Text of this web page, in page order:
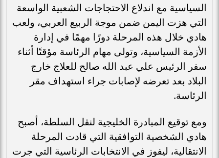
السياسية مع اندلاع الاحتجاجات الشعبية الواسعة
التي هزت اليمن ضمن موجة الربيع العربي، ولعب
هادي خلال هذه المرحلة دورًا مهمًا في إدارة
الأزمة السياسية، وتولى مهام الرئاسة مؤقتًا أثناء
سفر الرئيس علي عبد الله صالح للعلاج خارج
البلاد بعد تعرضه لإصابات جراء استهداف مقر
الرئاسة.
ومع توقيع المبادرة الخليجية لنقل السلطة، أصبح
هادي الشخصية التوافقية التي قادت المرحلة
الانتقالية، ليفوز في الانتخابات الرئاسية التي جرت